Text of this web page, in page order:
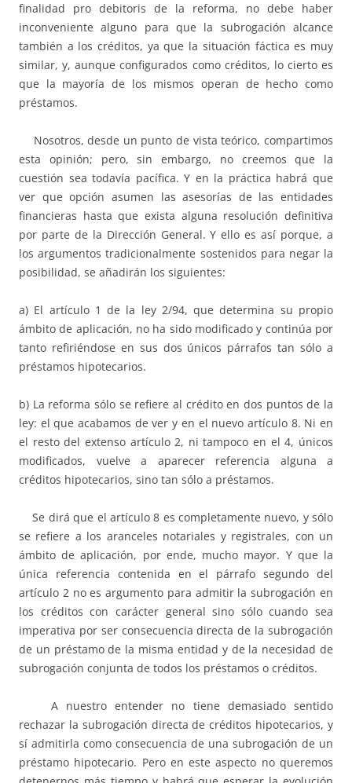
finalidad pro debitoris de la reforma, no debe haber
inconveniente alguno para que la subrogación alcance
también a los créditos, ya que la situación fáctica es muy
similar, y, aunque configurados como créditos, lo cierto es
que la mayoría de los mismos operan de hecho como
préstamos.
Nosotros, desde un punto de vista teórico, compartimos
esta opinión; pero, sin embargo, no creemos que la
cuestión sea todavía pacífica. Y en la práctica habrá que
ver que opción asumen las asesorías de las entidades
financieras hasta que exista alguna resolución definitiva
por parte de la Dirección General. Y ello es así porque, a
los argumentos tradicionalmente sostenidos para negar la
posibilidad, se añadirán los siguientes:
a) El artículo 1 de la ley 2/94, que determina su propio
ámbito de aplicación, no ha sido modificado y continúa por
tanto refiriéndose en sus dos únicos párrafos tan sólo a
préstamos hipotecarios.
b) La reforma sólo se refiere al crédito en dos puntos de la
ley: el que acabamos de ver y en el nuevo artículo 8. Ni en
el resto del extenso artículo 2, ni tampoco en el 4, únicos
modificados, vuelve a aparecer referencia alguna a
créditos hipotecarios, sino tan sólo a préstamos.
Se dirá que el artículo 8 es completamente nuevo, y sólo
se refiere a los aranceles notariales y registrales, con un
ámbito de aplicación, por ende, mucho mayor. Y que la
única referencia contenida en el párrafo segundo del
artículo 2 no es argumento para admitir la subrogación en
los créditos con carácter general sino sólo cuando sea
imperativa por ser consecuencia directa de la subrogación
de un préstamo de la misma entidad y de la necesidad de
subrogación conjunta de todos los préstamos o créditos.
A nuestro entender no tiene demasiado sentido
rechazar la subrogación directa de créditos hipotecarios, y
sí admitirla como consecuencia de una subrogación de un
préstamo hipotecario. Pero en este aspecto no queremos